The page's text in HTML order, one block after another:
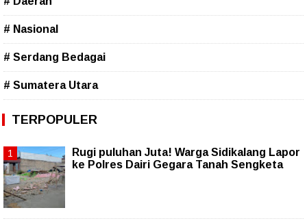
# Nasional
# Serdang Bedagai
# Sumatera Utara
TERPOPULER
Rugi puluhan Juta! Warga Sidikalang Lapor
ke Polres Dairi Gegara Tanah Sengketa